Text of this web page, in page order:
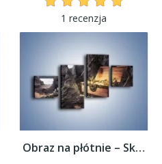
1 recenzja
Obraz na płótnie – Skarby świeżo wydobyte...